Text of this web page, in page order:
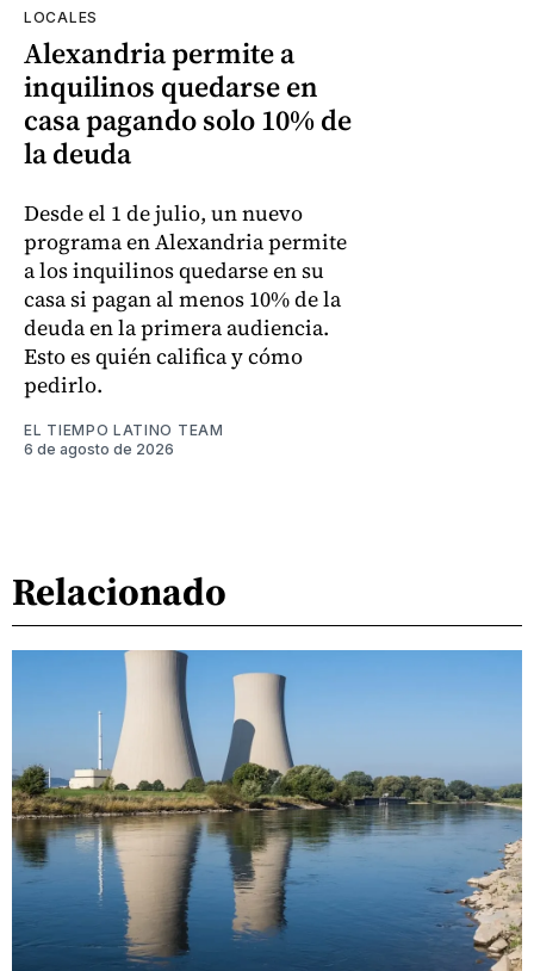
LOCALES
Alexandria permite a
inquilinos quedarse en
casa pagando solo 10% de
la deuda
Desde el 1 de julio, un nuevo
programa en Alexandria permite
a los inquilinos quedarse en su
casa si pagan al menos 10% de la
deuda en la primera audiencia.
Esto es quién califica y cómo
pedirlo.
EL TIEMPO LATINO TEAM
6 de agosto de 2026
Relacionado